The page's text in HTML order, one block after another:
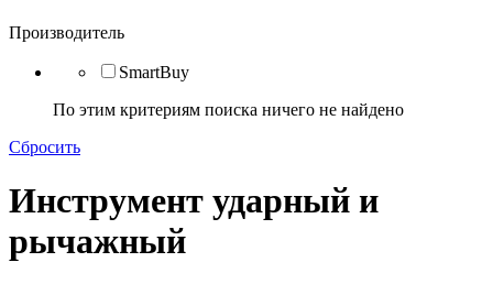
Производитель
SmartBuy
По этим критериям поиска ничего не найдено
Сбросить
Инструмент ударный и
рычажный